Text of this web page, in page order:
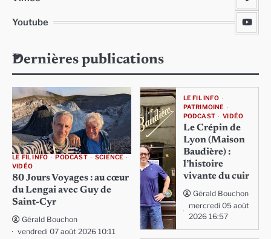
Youtube
Dernières publications
LE FIL INFO PODCAST
SCIENCE
VIDÉO
80 Jours Voyages : au cœur
du Lengai avec Guy de
Saint-Cyr
Gérald Bouchon
vendredi 07 août 2026 10:11
LE FIL INFO
PATRIMOINE
PODCAST
VIDÉO
Le Crépin de
Lyon (Maison
Baudière) :
l’histoire
vivante du cuir
Gérald Bouchon
mercredi 05 août
2026 16:57